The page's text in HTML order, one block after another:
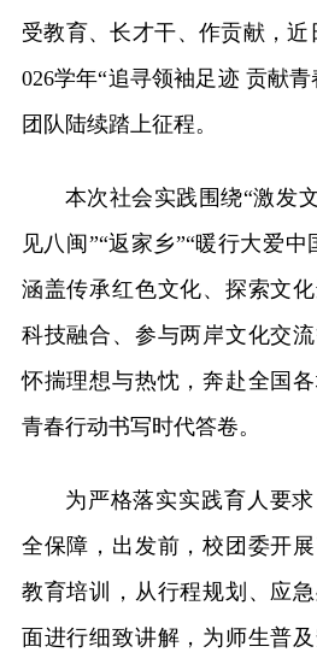
受教育、长才干、作贡献，
026学年“追寻领袖足迹 贡献
团队陆续踏上征程。
本次社会实践围绕“激发
见八闽”“返家乡”“暖行大爱中
涵盖传承红色文化、探索文
科技融合、参与两岸文化交
怀揣理想与热忱，奔赴全国
青春行动书写时代答卷。
为严格落实实践育人要
全保障，出发前，校团委开
教育培训，从行程规划、应
面进行细致讲解，为师生普